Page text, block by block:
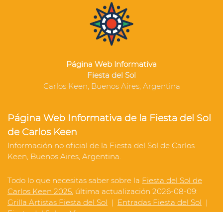
Página Web Informativa
Fiesta del Sol
Carlos Keen, Buenos Aires, Argentina
Página Web Informativa de la Fiesta del Sol
de Carlos Keen
Información no oficial de la Fiesta del Sol de Carlos
Keen, Buenos Aires, Argentina.
Todo lo que necesitas saber sobre la Fiesta del Sol de
Carlos Keen 2025, última actualización 2026-08-09:
Grilla Artistas Fiesta del Sol | Entradas Fiesta del Sol |